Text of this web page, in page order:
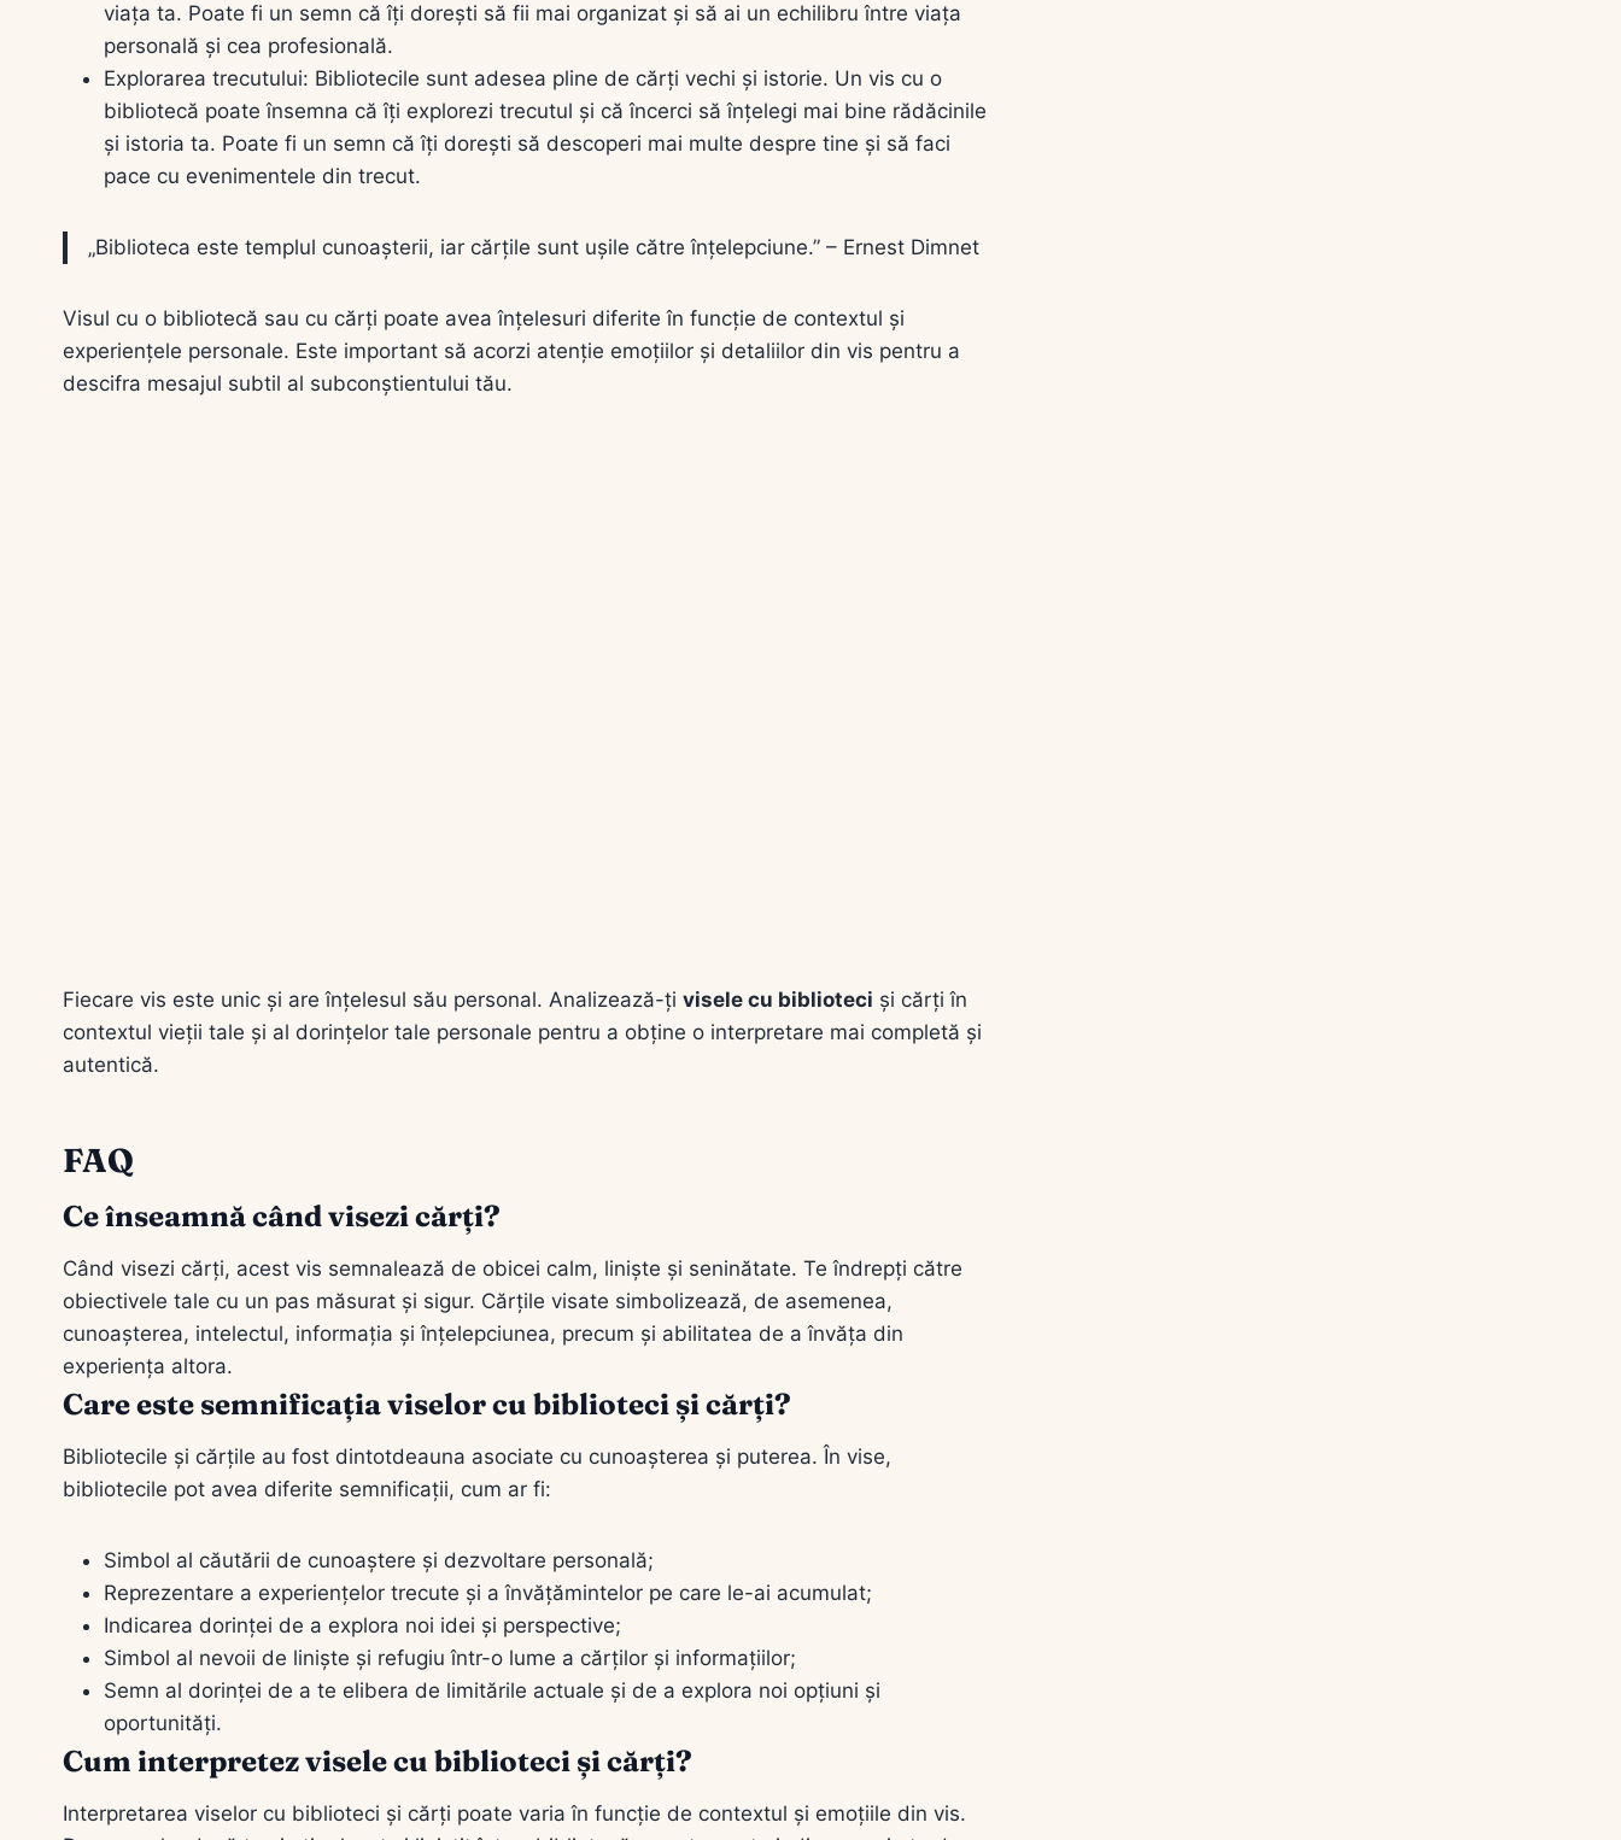
viața ta. Poate fi un semn că îți dorești să fii mai organizat și să ai un echilibru între viața
personală și cea profesională.
Explorarea trecutului: Bibliotecile sunt adesea pline de cărți vechi și istorie. Un vis cu o
bibliotecă poate însemna că îți explorezi trecutul și că încerci să înțelegi mai bine rădăcinile
și istoria ta. Poate fi un semn că îți dorești să descoperi mai multe despre tine și să faci
pace cu evenimentele din trecut.
„Biblioteca este templul cunoașterii, iar cărțile sunt ușile către înțelepciune.” – Ernest Dimnet
Visul cu o bibliotecă sau cu cărți poate avea înțelesuri diferite în funcție de contextul și
experiențele personale. Este important să acorzi atenție emoțiilor și detaliilor din vis pentru a
descifra mesajul subtil al subconștientului tău.
Fiecare vis este unic și are înțelesul său personal. Analizează-ți visele cu biblioteci și cărți în
contextul vieții tale și al dorințelor tale personale pentru a obține o interpretare mai completă și
autentică.
FAQ
Ce înseamnă când visezi cărți?
Când visezi cărți, acest vis semnalează de obicei calm, liniște și seninătate. Te îndrepți către
obiectivele tale cu un pas măsurat și sigur. Cărțile visate simbolizează, de asemenea,
cunoașterea, intelectul, informația și înțelepciunea, precum și abilitatea de a învăța din
experiența altora.
Care este semnificația viselor cu biblioteci și cărți?
Bibliotecile și cărțile au fost dintotdeauna asociate cu cunoașterea și puterea. În vise,
bibliotecile pot avea diferite semnificații, cum ar fi:
Simbol al căutării de cunoaștere și dezvoltare personală;
Reprezentare a experiențelor trecute și a învățămintelor pe care le-ai acumulat;
Indicarea dorinței de a explora noi idei și perspective;
Simbol al nevoii de liniște și refugiu într-o lume a cărților și informațiilor;
Semn al dorinței de a te elibera de limitările actuale și de a explora noi opțiuni și
oportunități.
Cum interpretez visele cu biblioteci și cărți?
Interpretarea viselor cu biblioteci și cărți poate varia în funcție de contextul și emoțiile din vis.